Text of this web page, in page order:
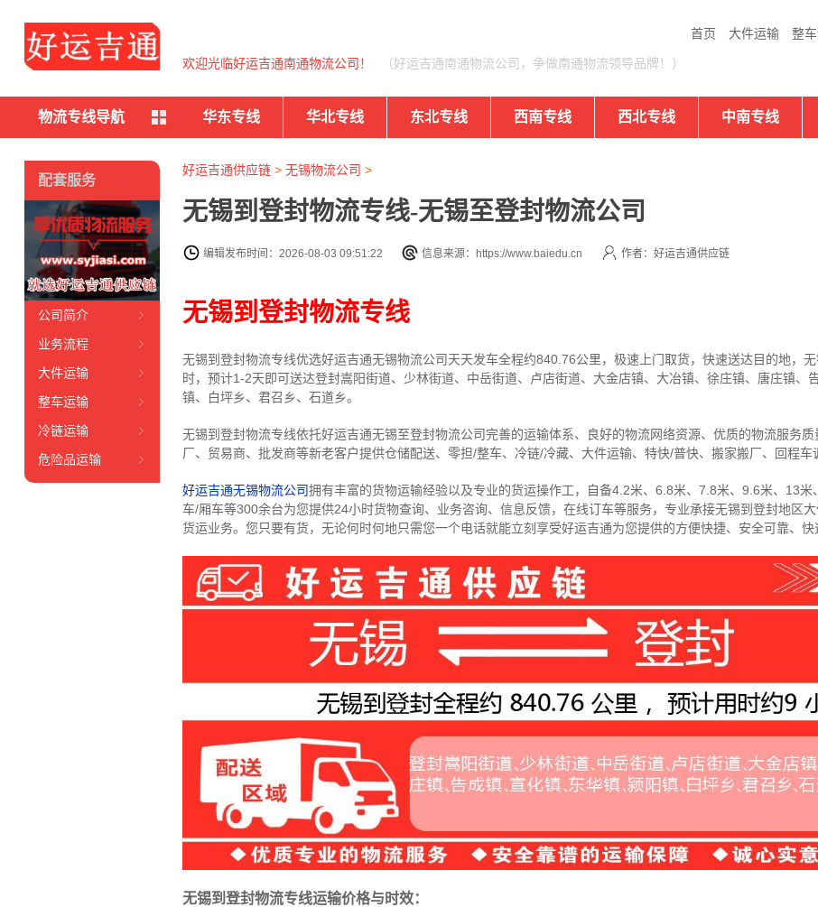
首页 大件运输 整
欢迎光临好运吉通南通物流公司！ （好运吉通南通物流公司，争做南通物流领导品牌！）
物流专线导航 华东专线 华北专线 东北专线 西南专线 西北专线 中南专线
好运吉通供应链> 无锡物流公司 >
无锡到登封物流专线-无锡至登封物流公司
编辑发布时间：2026-08-03 09:51:22 信息来源：https://www.baiedu.cn 作者：好运吉通供应链
无锡到登封物流专线
无锡到登封物流专线优选好运吉通无锡物流公司天天发车全程约840.76公里， 极速上门取货，快速送达目的地，
时，预计1-2天即可送达登封嵩阳街道、少林街道、中岳街道、卢店街道、大金店镇、大冶镇、徐庄镇、唐庄镇、
镇、白坪乡、君召乡、石道乡。
无锡到登封物流专线依托好运吉通无锡至登封物流公司完善的运输体系、良好的物流网络资源、优质的物流服务
厂、贸易商、批发商等新老客户提供仓储配送、零担/整车、冷链/冷藏、大件运输、特快/普快、搬家搬厂、回程车
好运吉通无锡物流公司拥有丰富的货物运输经验以及专业的货运操作工，自备4.2米、6.8米、7.8米、9.6米、13米
车/厢车等300余台为您提供24小时货物查询、业务咨询、信息反馈，在线订车等服务， 专业承接无锡到登封地区
货运业务。 您只要有货，无论何时何地只需您一个电话就能立刻享受好运吉通为您提供的方便快捷、安全可靠、快
无锡到登封物流专线运输价格与时效：
配套服务
公司简介
业务流程
大件运输
整车运输
冷链运输
危险品运输